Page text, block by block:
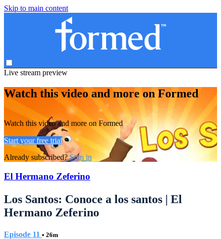
Skip to main content
Live stream preview
Watch this video and more on Formed
Watch this video and more on Formed
Start your free trial
Already subscribed?Sign in
El Hermano Zeferino
Los Santos: Conoce a los santos | El
Hermano Zeferino
Episode 11 • 26m